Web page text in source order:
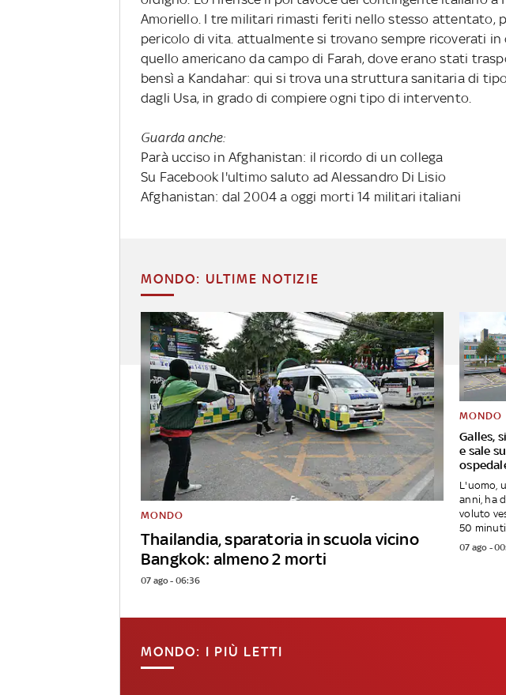
Amoriello. I tre militari rimasti feriti nello stesso attentato,
pericolo di vita. attualmente si trovano sempre ricoverati in
quello americano da campo di Farah, dove erano stati
bensì a Kandahar: qui si trova una struttura sanitaria di
dagli Usa, in grado di compiere ogni tipo di intervento.
Guarda anche:
Parà ucciso in Afghanistan: il ricordo di un collega
Su Facebook l'ultimo saluto ad Alessandro Di Lisio
Afghanistan: dal 2004 a oggi morti 14 militari italiani
MONDO: ULTIME NOTIZIE
Thailandia, sparatoria in scuola vicino
Bangkok: almeno 2 morti
MONDO
07 ago - 06:36
Galles,
e sale
MONDO
L'uomo,
anni, ha
voluto
50 minuti
07 ago -
MONDO: I PIÙ LETTI